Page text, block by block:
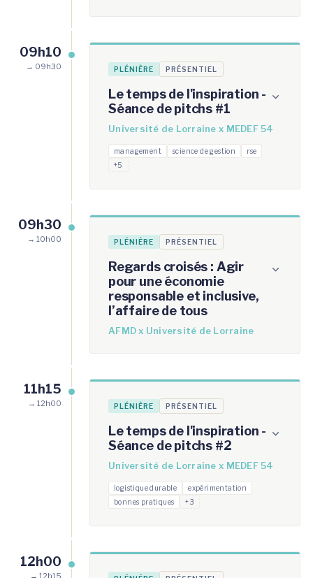
09h10
→ 09h30 PLÉNIÈRE PRÉSENTIEL
Le temps de l'inspiration -
Séance de pitchs #1
Université de Lorraine x MEDEF 54
management science de gestion
rse
+5
09h30
→ 10h00 PLÉNIÈRE PRÉSENTIEL
Regards croisés : Agir
pour une économie
responsable et inclusive,
l’affaire de tous
AFMD x Université de Lorraine
11h15
→ 12h00 PLÉNIÈRE PRÉSENTIEL
Le temps de l'inspiration -
Séance de pitchs #2
Université de Lorraine x MEDEF 54
logistique durable
expérimentation
bonnes pratiques
+3
12h00